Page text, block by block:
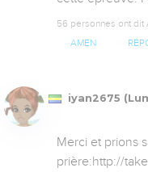
56 personnes ont dit
AMEN
iyan2675
Merci et prions
prière:http://